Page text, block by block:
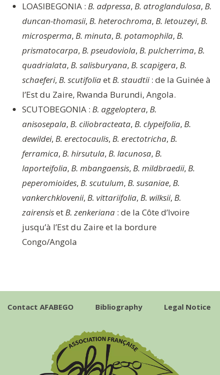
LOASIBEGONIA : B. adpressa, B. atroglandulosa, B.
duncan-thomasii, B. heterochroma, B. letouzeyi, B.
microsperma, B. minuta, B. potamophila, B.
prismatocarpa, B. pseudoviola, B. pulcherrima, B.
quadrialata, B. salisburyana, B. scapigera, B.
schaeferi, B. scutifoliaetB. staudtii: de la Guinée à
l’Est du Zaire, Rwanda Burundi, Angola.
SCUTOBEGONIA : B. aggeloptera, B.
anisosepala, B. ciliobracteata, B. clypeifolia, B.
dewildei, B. erectocaulis, B. erectotricha, B.
ferramica, B. hirsutula, B. lacunosa, B.
laporteifolia, B. mbangaensis, B. mildbraedii, B.
peperomioides, B. scutulum, B. susaniae, B.
vankerchklovenii, B. vittariifolia, B. wilksii, B.
zairensisetB. zenkeriana : de la Côte d’Ivoire
jusqu’à l’Est du Zaire et la bordure
Congo/Angola
Contact AFABEGO Bibliography Legal Notice